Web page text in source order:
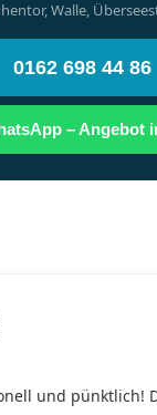
Walle,
0162 698 44 86
– Angebot
und pünktlich!